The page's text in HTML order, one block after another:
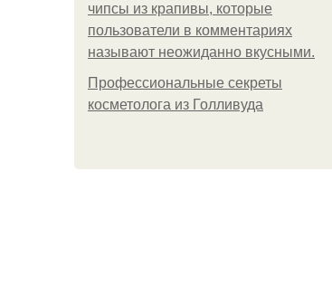
чипсы из крапивы, которые
пользователи в комментариях
называют неожиданно вкусными.
Профессиональные секреты
косметолога из Голливуда